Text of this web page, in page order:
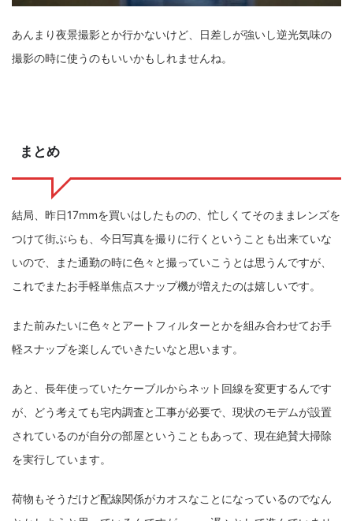
あんまり夜景撮影とか行かないけど、日差しが強いし逆光気味の
撮影の時に使うのもいいかもしれませんね。
まとめ
結局、昨日17mmを買いはしたものの、忙しくてそのままレンズを
つけて街ぶらも、今日写真を撮りに行くということも出来ていな
いので、また通勤の時に色々と撮っていこうとは思うんですが、
これでまたお手軽単焦点スナップ機が増えたのは嬉しいです。
また前みたいに色々とアートフィルターとかを組み合わせてお手
軽スナップを楽しんでいきたいなと思います。
あと、長年使っていたケーブルからネット回線を変更するんです
が、どう考えても宅内調査と工事が必要で、現状のモデムが設置
されているのが自分の部屋ということもあって、現在絶賛大掃除
を実行しています。
荷物もそうだけど配線関係がカオスなことになっているのでなん